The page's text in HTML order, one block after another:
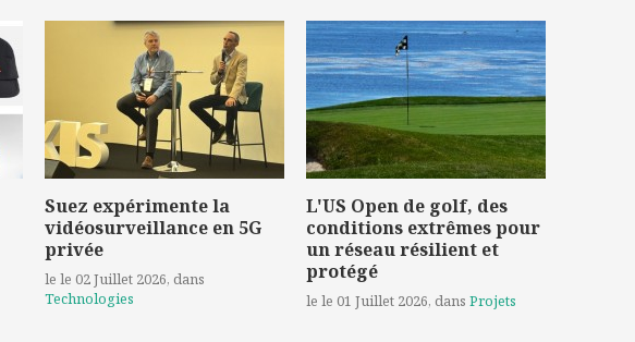
Suez expérimente la
vidéosurveillance en 5G
privée
le le 02 Juillet 2026, dans
Technologies
L'US Open de golf, des
conditions extrêmes pour
un réseau résilient et
protégé
le le 01 Juillet 2026, dans Projets